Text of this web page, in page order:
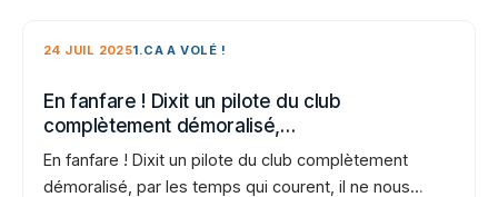
24 JUIL 20251.CA A VOLÉ !
En fanfare ! Dixit un pilote du club
complètement démoralisé,…
En fanfare ! Dixit un pilote du club complètement
démoralisé, par les temps qui courent, il ne nous…